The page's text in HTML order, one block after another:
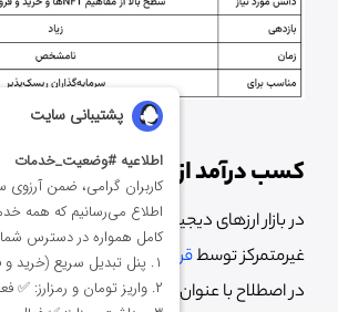
کسب درآمد از ارز دیجیتال با
در بازار ارزهای دیجیتال بسیاری از
غیرمتمرکز توسطقرارداد هوشمند مدیریت
در اصطلاح با عنوان دیفای یا امور مالی